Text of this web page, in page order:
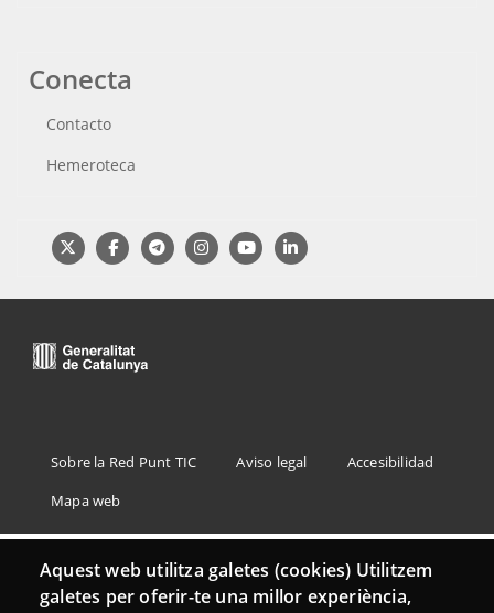
Conecta
Contacto
Hemeroteca
Aquest web utilitza galetes (cookies) Utilitzem
galetes per oferir-te una millor experiència,
Menu
Footer
Sobre la Red Punt TIC Aviso legal
Accesibilidad
Mapa web